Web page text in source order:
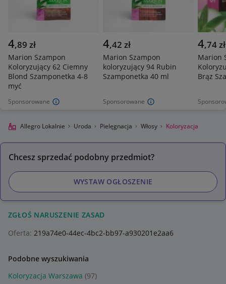
Sponsorowane
4,89 zł
Marion Szampon
Koloryzujący 62 Ciemny
Blond Szamponetka 4-8
myć
Sponsorowane
4,42 zł
Marion Szampon
koloryzujący 94 Rubin
Szamponetka 40 ml
4,74zł
Marion
Brąz
Allegro Lokalnie Uroda Pielęgnacja Włosy Koloryzacja
Chcesz sprzedać podobny przedmiot?
WYSTAW OGŁOSZENIE
ZGŁOŚ NARUSZENIE ZASAD
Oferta: 219a74e0-44ec-4bc2-bb97-a930201e2aa6
Podobne wyszukiwania
Koloryzacja Warszawa (97)